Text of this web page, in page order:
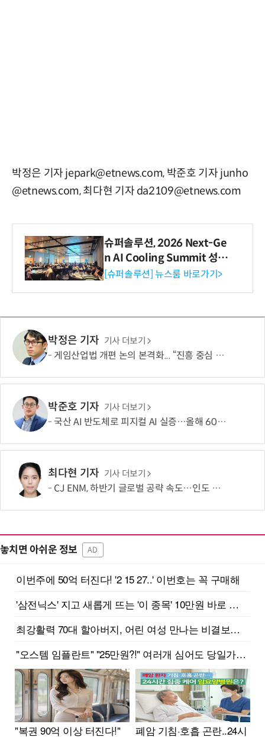
박정은 기자 jepark@etnews.com, 박준호 기자 junho
@etnews.com, 최다현 기자 da2109@etnews.com
슈퍼솔루션, 2026 Next-Ge
n AI Cooling Summit 성황
리 성료
[슈퍼솔루션] 뉴스룸 바로가기>
박정은 기자 기사 더보기
게임산업법 개편 논의 본격화... “진흥 중심 전환 속 세부 보완 필요”
박준호 기자 기사 더보기
국산 AI 반도체로 피지컬 AI 실증…올해 600억 투입
최다현 기자 기사 더보기
CJ ENM, 하반기 글로벌 공략 속도…인도 등 신규 시장 개척
놓치면 아쉬운 정보 AD